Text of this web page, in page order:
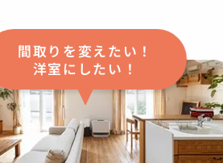
間取りを変えたい！
洋室にしたい！